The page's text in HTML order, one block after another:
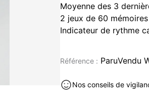
Moyenne des 3
2 jeux de 60 mémoires
Indicateur de rythme
Etui de transport et
2 piles AA fournies
Electroménager à vendre
Référence : ParuVendu
Nos conseils de